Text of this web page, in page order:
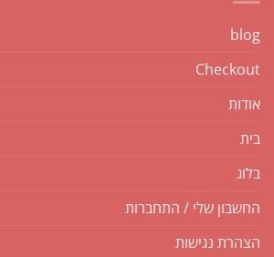
blog
Checkout
אודות
בית
בלוג
החשבון שלי / התחברות
הצהרת נגישות